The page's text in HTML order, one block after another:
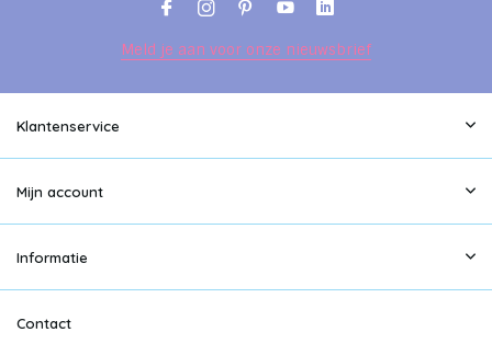
Meld je aan voor onze nieuwsbrief
Klantenservice
Mijn account
Informatie
Contact